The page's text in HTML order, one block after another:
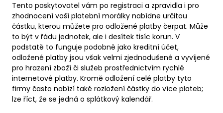
Tento poskytovatel vám po registraci a zpravidla i pro
zhodnocení vaší platební morálky nabídne určitou
částku, kterou můžete pro odložené platby čerpat. Může
to být v řádu jednotek, ale i desítek tisíc korun. V
podstatě to funguje podobně jako kreditní účet,
odložené platby jsou však velmi zjednodušené a vyvíjené
pro hrazení zboží či služeb prostřednictvím rychlé
internetové platby. Kromě odložení celé platby tyto
firmy často nabízí také rozložení částky do více plateb;
lze říct, že se jedná o splátkový kalendář.